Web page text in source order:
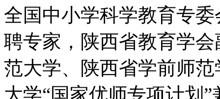
全国中小学科学教育专
聘专家，陕西省教育学
范大学、陕西省学前师
大学“国家优师专项计划